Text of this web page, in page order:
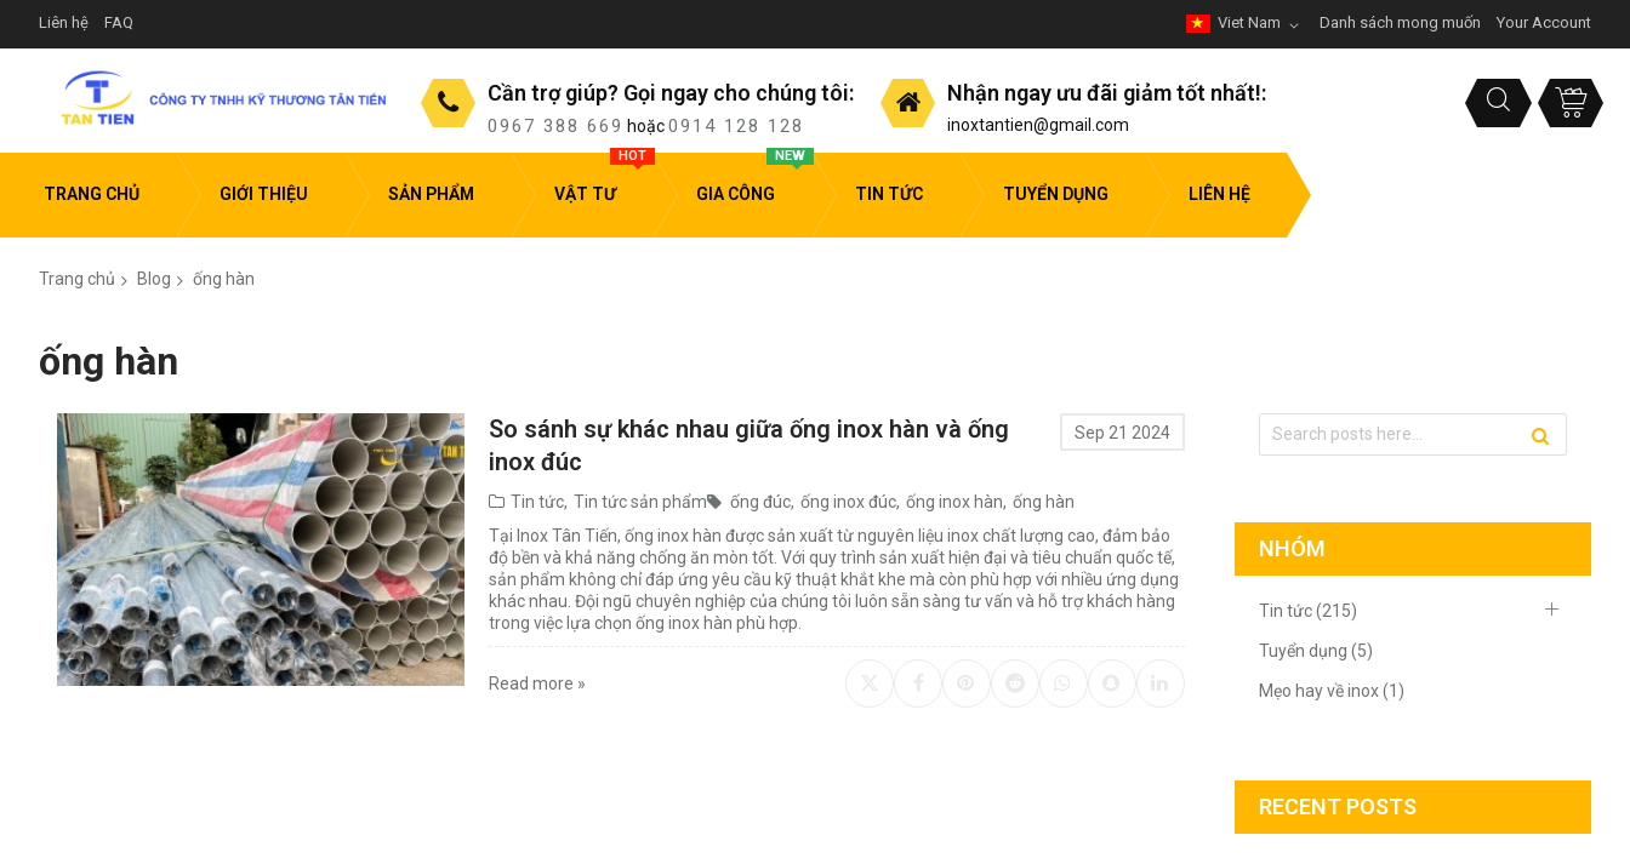
Liên hệ FAQ Danh sách mong muốn Your Account
Viet Nam
Cần trợ giúp? Gọi ngay cho chúng tôi:
0967 388 669 hoặc0914 128 128
Nhận ngay ưu đãi giảm tốt nhất!:
inoxtantien@gmail.com
TRANG CHỦ GIỚI THIỆU SẢN PHẨM VẬT TƯ
HOT
GIA CÔNG
NEW
TIN TỨC TUYỂN DỤNG LIÊN HỆ
Trang chủ Blog ống hàn
ống hàn
Sep 21 2024
So sánh sự khác nhau giữa ống inox hàn và ống
inox đúc
Tin tức, Tin tức sản phẩm ống đúc, ống inox đúc, ống inox hàn, ống hàn
Tại Inox Tân Tiến, ống inox hàn được sản xuất từ nguyên liệu inox chất lượng cao, đảm bảo
độ bền và khả năng chống ăn mòn tốt. Với quy trình sản xuất hiện đại và tiêu chuẩn quốc tế,
sản phẩm không chỉ đáp ứng yêu cầu kỹ thuật khắt khe mà còn phù hợp với nhiều ứng dụng
khác nhau. Đội ngũ chuyên nghiệp của chúng tôi luôn sẵn sàng tư vấn và hỗ trợ khách hàng
trong việc lựa chọn ống inox hàn phù hợp.
Read more »
NHÓM
Tin tức (215)
Tuyển dụng (5)
Mẹo hay về inox (1)
RECENT POSTS